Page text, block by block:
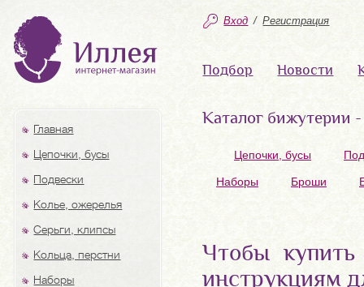
Вход / Регистрация
Подбор Новости
Каталог бижутерии
Цепочки, бусы
Наборы Броши
Чтобы
инструкциям
Главная
Цепочки, бусы
Подвески
Колье, ожерелья
Серьги, клипсы
Кольца, перстни
Наборы